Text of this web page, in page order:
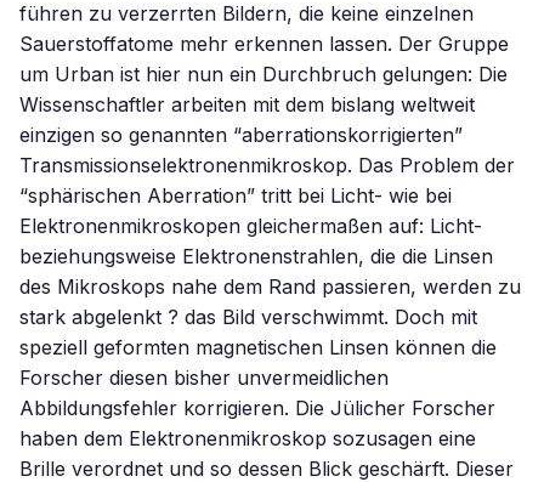
führen zu verzerrten Bildern, die keine einzelnen
Sauerstoffatome mehr erkennen lassen. Der Gruppe
um Urban ist hier nun ein Durchbruch gelungen: Die
Wissenschaftler arbeiten mit dem bislang weltweit
einzigen so genannten “aberrationskorrigierten”
Transmissionselektronenmikroskop. Das Problem der
“sphärischen Aberration” tritt bei Licht- wie bei
Elektronenmikroskopen gleichermaßen auf: Licht-
beziehungsweise Elektronenstrahlen, die die Linsen
des Mikroskops nahe dem Rand passieren, werden zu
stark abgelenkt ? das Bild verschwimmt. Doch mit
speziell geformten magnetischen Linsen können die
Forscher diesen bisher unvermeidlichen
Abbildungsfehler korrigieren. Die Jülicher Forscher
haben dem Elektronenmikroskop sozusagen eine
Brille verordnet und so dessen Blick geschärft. Dieser